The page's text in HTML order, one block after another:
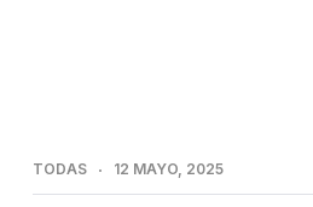
TODAS 12 MAYO, 2025